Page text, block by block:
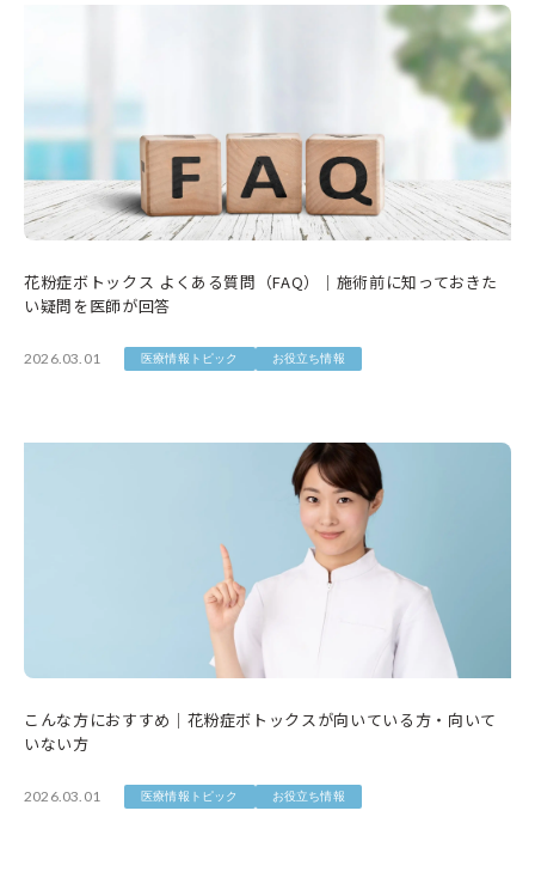
花粉症ボトックス よくある質問（FAQ）｜施術前に知っておきた
い疑問を医師が回答
2026.03.01 医療情報トピック お役立ち情報
こんな方におすすめ｜花粉症ボトックスが向いている方・向いて
いない方
2026.03.01 医療情報トピック お役立ち情報